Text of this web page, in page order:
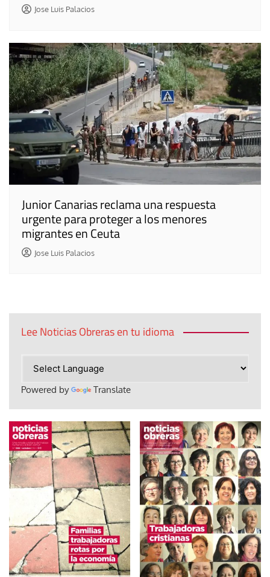
Jose Luis Palacios
Junior Canarias reclama una respuesta
urgente para proteger a los menores
migrantes en Ceuta
Jose Luis Palacios
Lee Noticias Obreras en tu idioma
Powered by Translate